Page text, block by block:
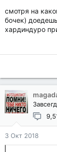
смотря на
бочек)
хардиндуро
3 Окт 2018